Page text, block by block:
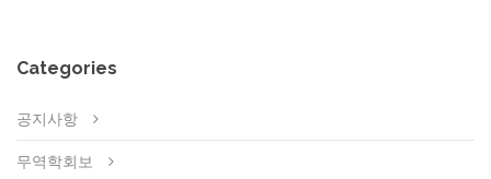
Categories
공지사항
무역학회보